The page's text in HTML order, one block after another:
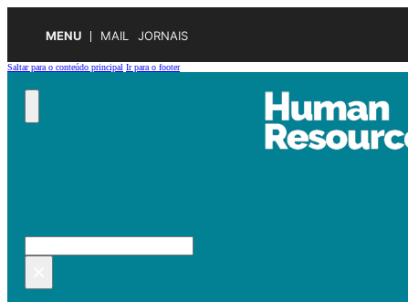
MENU MAIL JORNAIS
Saltar para o conteúdo principal Ir para o footer
Pesquisar